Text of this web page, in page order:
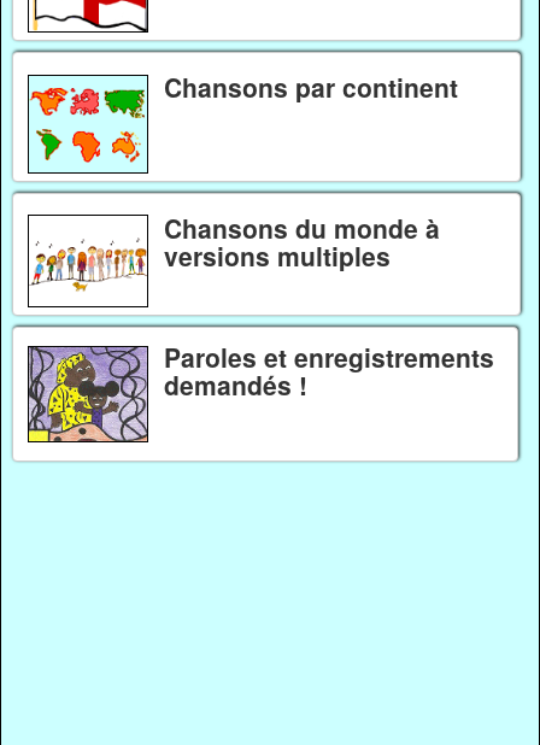
Chansons par continent
Chansons du monde à
versions multiples
Paroles et enregistrements
demandés !